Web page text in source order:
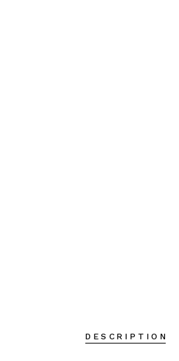
DESCRIPTION